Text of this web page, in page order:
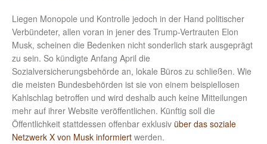
Liegen Monopole und Kontrolle jedoch in der Hand politischer
Verbündeter, allen voran in jener des Trump-Vertrauten Elon
Musk, scheinen die Bedenken nicht sonderlich stark ausgeprägt
zu sein. So kündigte Anfang April die
Sozialversicherungsbehörde an, lokale Büros zu schließen. Wie
die meisten Bundesbehörden ist sie von einem beispiellosen
Kahlschlag betroffen und wird deshalb auch keine Mitteilungen
mehr auf ihrer Website veröffentlichen. Künftig soll die
Öffentlichkeit stattdessen offenbar exklusiv über das soziale
Netzwerk X von Musk informiert werden.